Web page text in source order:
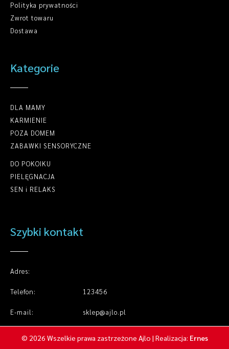
Polityka prywatności
Zwrot towaru
Dostawa
Kategorie
DLA MAMY
KARMIENIE
POZA DOMEM
ZABAWKI SENSORYCZNE
DO POKOIKU
PIELĘGNACJA
SEN i RELAKS
Szybki kontakt
Adres:
Telefon: 123456
E-mail: sklep@ajlo.pl
© 2026 Wszelkie prawa zastrzeżone Ajlo | Realizacja: Ernes